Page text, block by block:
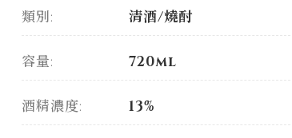
類別: 清酒/燒酎
容量: 720ml
酒精濃度: 13%